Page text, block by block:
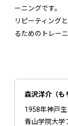
ーニングです。
リピーティング
るためのトレー
森沢洋介（も
1958年神戸
青山学院大学